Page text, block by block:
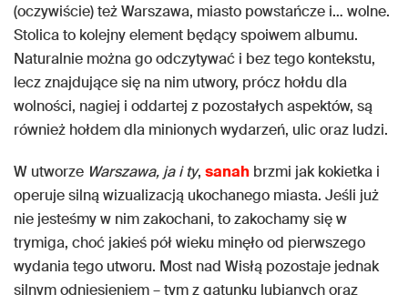
(oczywiście) też Warszawa, miasto powstańcze i… wolne.
Stolica to kolejny element będący spoiwem albumu.
Naturalnie można go odczytywać i bez tego kontekstu,
lecz znajdujące się na nim utwory, prócz hołdu dla
wolności, nagiej i oddartej z pozostałych aspektów, są
również hołdem dla minionych wydarzeń, ulic oraz ludzi.
W utworze Warszawa, ja i ty, sanah brzmi jak kokietka i
operuje silną wizualizacją ukochanego miasta. Jeśli już
nie jesteśmy w nim zakochani, to zakochamy się w
trymiga, choć jakieś pół wieku minęło od pierwszego
wydania tego utworu. Most nad Wisłą pozostaje jednak
silnym odniesieniem – tym z gatunku lubianych oraz